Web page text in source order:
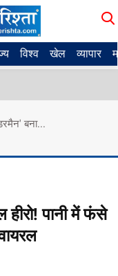
विश्व खेल व्यापार
बना...
हीरो! पानी में फंसे